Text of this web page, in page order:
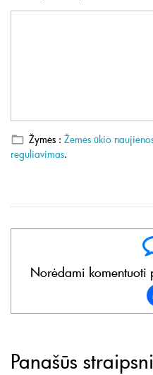
Žymės : Žemės ūkio
reguliavimas.
Norėdami komentuoti
Panašūs